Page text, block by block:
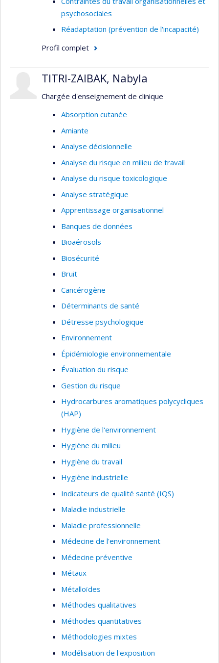
psychosociales
Réadaptation (prévention de l'incapacité)
Profil complet
TITRI-ZAIBAK, Nabyla
Chargée d'enseignement de clinique
Absorption cutanée
Amiante
Analyse décisionnelle
Analyse du risque en milieu de travail
Analyse du risque toxicologique
Analyse stratégique
Apprentissage organisationnel
Banques de données
Bioaérosols
Biosécurité
Bruit
Cancérogène
Déterminants de santé
Détresse psychologique
Environnement
Épidémiologie environnementale
Évaluation du risque
Gestion du risque
Hydrocarbures aromatiques polycycliques
(HAP)
Hygiène de l'environnement
Hygiène du milieu
Hygiène du travail
Hygiène industrielle
Indicateurs de qualité santé (IQS)
Maladie industrielle
Maladie professionnelle
Médecine de l'environnement
Médecine préventive
Métaux
Métalloïdes
Méthodes qualitatives
Méthodes quantitatives
Méthodologies mixtes
Modélisation de l'exposition